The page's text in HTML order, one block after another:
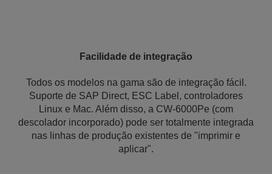
Facilidade de integração
Todos os modelos na gama são de integração fácil.
Suporte de SAP Direct, ESC Label, controladores
Linux e Mac. Além disso, a CW-6000Pe (com
descolador incorporado) pode ser totalmente integrada
nas linhas de produção existentes de "imprimir e
aplicar".